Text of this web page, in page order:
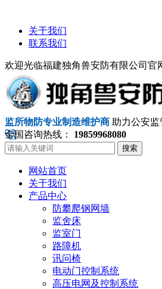
关于我们
联系我们
欢迎光临福建独角兽安防有限公司官
监所物防专业制造维护商 助力公安
全国咨询热线：
19859968080
搜索
网站首页
关于我们
产品中心
防攀爬钢网墙
监舍床
监室门
路障机
讯问椅
电动门控制系统
高压电网及控制系统